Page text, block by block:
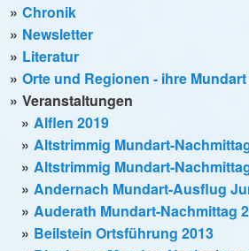
Chronik
Newsletter
Literatur
Orte und Regionen - ihre
Veranstaltungen
Alflen 2019
Altstrimmig Mundart-
Altstrimmig Mundart-
Andernach Mundart-Ausflug
Auderath Mundart-Nachmittag
Beilstein Ortsführung 2013